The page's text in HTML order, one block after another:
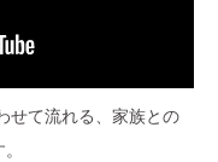
せて流れる、家族との